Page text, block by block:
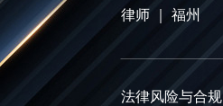
律师 ｜ 福州
法律风险与合规